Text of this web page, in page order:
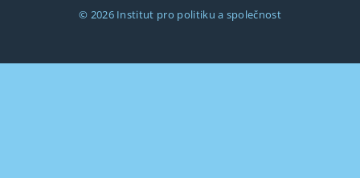
© 2026 Institut pro politiku a společnost